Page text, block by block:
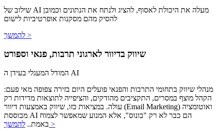
שילוב של AI מעלה את היכולת לאסוף, להציג ולנתח את הנתונים וכמובן
להסיק מהם מסקנות אופרטיביות לישום
להמשך >
שיווק בדיוור לארגוני תרבות, פנאי וספורט
המודל המעגלי בעידן ה AI
מנהלי שיווק בתחומי התרבות והפנאי פועלים היום בזירה צפופה מאי פעם:
הקהל מוצף במסרים, התקציבים מהודקים, והציפייה לתוצאות מדידות רק
עולה. במציאות כזו, שיווק באמצעות דיוור (Email Marketing) ואוטומציה
מבוססת AI הם כבר לא רק "בונוס", אלא המנוע שמאפשר לצמוח
באמת.. להמשך >